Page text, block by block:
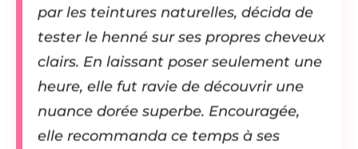
par les teintures naturelles, décida de
tester le henné sur ses propres cheveux
clairs. En laissant poser seulement une
heure, elle fut ravie de découvrir une
nuance dorée superbe. Encouragée,
elle recommanda ce temps à ses